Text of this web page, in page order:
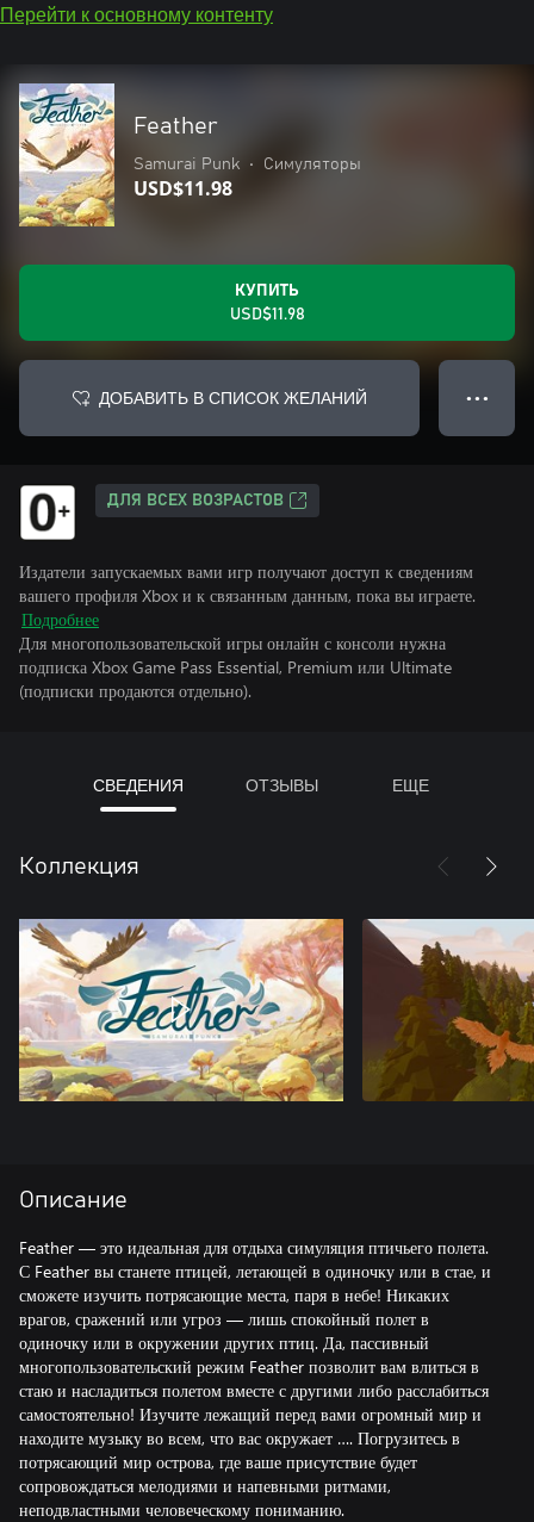
Перейти к основному контенту
Feather
Samurai Punk • Симуляторы
USD$11.98
КУПИТЬ
USD$11.98
ДОБАВИТЬ В СПИСОК ЖЕЛАНИЙ ● ● ●
ДЛЯ ВСЕХ ВОЗРАСТОВ
Издатели запускаемых вами игр получают доступ к сведениям
вашего профиля Xbox и к связанным данным, пока вы играете.
Подробнее
Для многопользовательской игры онлайн с консоли нужна
подписка Xbox Game Pass Essential, Premium или Ultimate
(подписки продаются отдельно).
СВЕДЕНИЯ ОТЗЫВЫ ЕЩЕ
Коллекция
Описание
Feather — это идеальная для отдыха симуляция птичьего полета.
С Feather вы станете птицей, летающей в одиночку или в стае, и
сможете изучить потрясающие места, паря в небе! Никаких
врагов, сражений или угроз — лишь спокойный полет в
одиночку или в окружении других птиц. Да, пассивный
многопользовательский режим Feather позволит вам влиться в
стаю и насладиться полетом вместе с другими либо расслабиться
самостоятельно! Изучите лежащий перед вами огромный мир и
находите музыку во всем, что вас окружает …. Погрузитесь в
потрясающий мир острова, где ваше присутствие будет
сопровождаться мелодиями и напевными ритмами,
неподвластными человеческому пониманию.